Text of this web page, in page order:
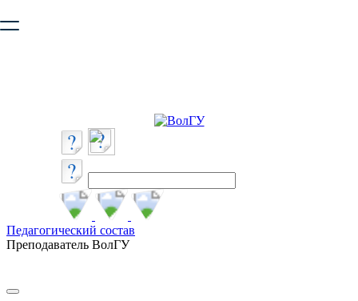
безопасную работу с сайтом. Пожалуйста
Педагогический состав
Преподаватель ВолГУ